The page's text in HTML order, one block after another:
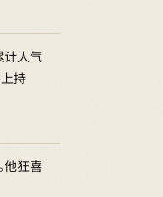
计人气
持
他狂喜